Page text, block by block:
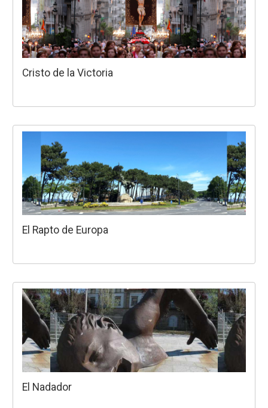
Cristo de la Victoria
El Rapto de Europa
El Nadador